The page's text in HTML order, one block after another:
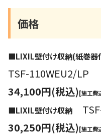
価格
■LIXIL壁付け収納(紙巻器
TSF-110WEU2/LP
34,100円(税込)[施工費
■LIXIL壁付け収納
30,250円(税込)[施工費